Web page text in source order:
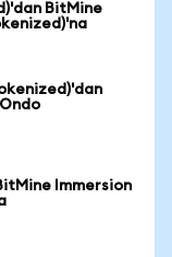
BitMine
Immersion